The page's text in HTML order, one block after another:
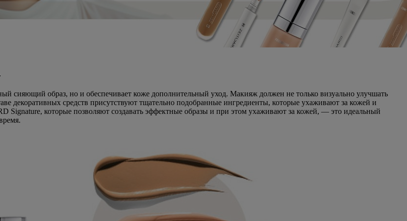
сияющий образ, но и обеспечивает коже дополнительный уход. Макияж должен не только визуально улучшать
декоративных средств присутствуют тщательно подобранные ингредиенты, которые ухаживают за кожей и
которые позволяют создавать эффектные образы и при этом ухаживают за кожей, — это идеальный